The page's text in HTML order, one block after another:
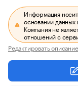
Информация
основании данных
Компания не
отношений с
Редактировать описание